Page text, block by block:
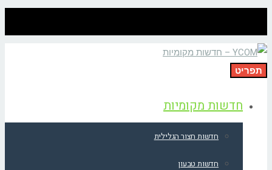
תפריט
חדשות מקומיות
חדשות חצור הגלילית
חדשות טבעון